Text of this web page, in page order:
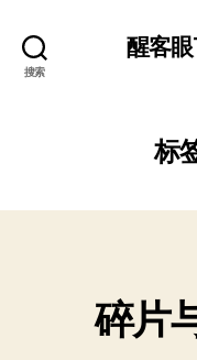
搜索
醒客
标
碎片